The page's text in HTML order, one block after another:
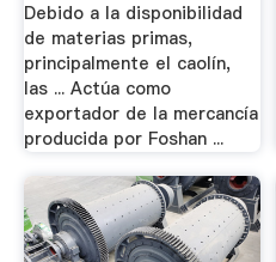
Debido a la disponibilidad
de materias primas,
principalmente el caolín,
las ... Actúa como
exportador de la mercancía
producida por Foshan ...